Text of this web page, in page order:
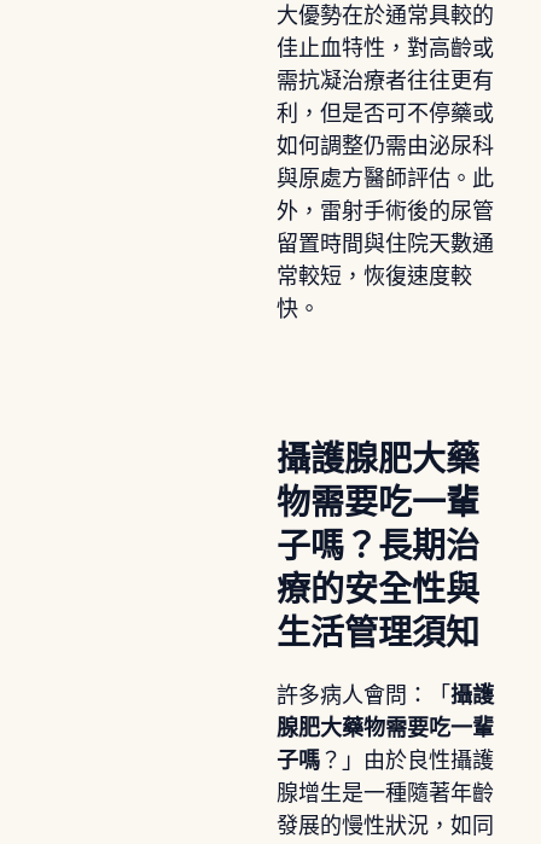
大優勢在於通常具較的
佳止血特性，對高齡或
需抗凝治療者往往更有
利，但是否可不停藥或
如何調整仍需由泌尿科
與原處方醫師評估。此
外，雷射手術後的尿管
留置時間與住院天數通
常較短，恢復速度較
快。
攝護腺肥大藥
物需要吃一輩
子嗎？長期治
療的安全性與
生活管理須知
許多病人會問：「 攝護
腺肥大藥物需要吃一輩
子嗎？」由於良性攝護
腺增生是一種隨著年齡
發展的慢性狀況，如同